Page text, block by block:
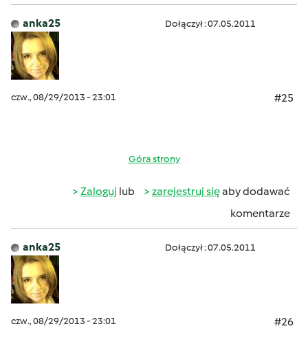
anka25 Dołączył : 07.05.2011
czw., 08/29/2013 - 23:01 #25
Góra strony
Zaloguj lub zarejestruj sięaby dodawać
komentarze
anka25 Dołączył : 07.05.2011
czw., 08/29/2013 - 23:01 #26